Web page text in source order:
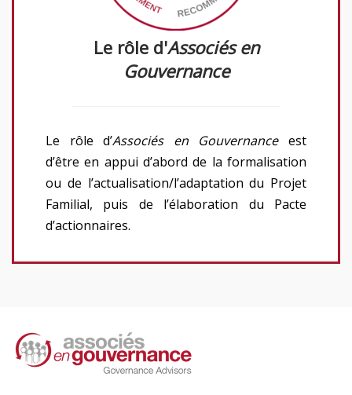
Le rôle d'Associés en
Gouvernance
Le rôle d’Associés en Gouvernanceest
d’être en appui d’abord de la formalisation
ou de l’actualisation/l’adaptation du Projet
Familial, puis de l’élaboration du Pacte
d’actionnaires.